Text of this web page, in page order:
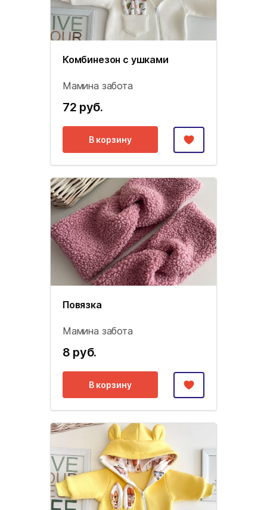
Комбинезон с ушками
Мамина забота
72 руб.
В корзину
Повязка
Мамина забота
8 руб.
В корзину